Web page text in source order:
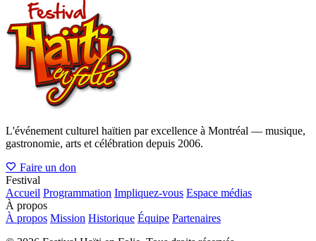
L'événement culturel haïtien par excellence à Montréal — musique,
gastronomie, arts et célébration depuis 2006.
Faire un don
Festival
Accueil Programmation Impliquez-vous Espace médias
À propos
À propos Mission Historique Équipe Partenaires